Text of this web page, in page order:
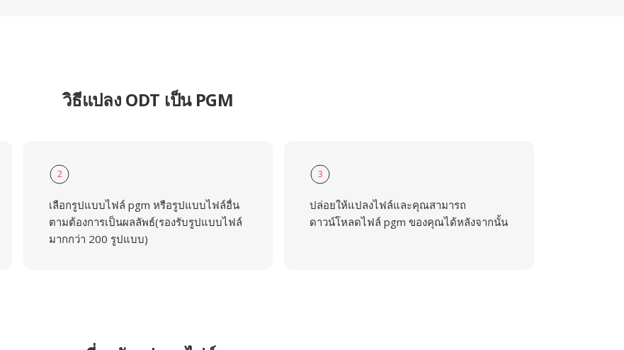
วิธีแปลง ODT เป็น PGM
2
เลือกรูปแบบไฟล์ pgm หรือรูปแบบไฟล์อื่น
ตามต้องการเป็นผลลัพธ์(รองรับรูปแบบไฟล์
มากกว่า 200 รูปแบบ)
3
ปล่อยให้แปลงไฟล์และคุณสามารถ
ดาวน์โหลดไฟล์ pgm ของคุณได้หลังจากนั้น